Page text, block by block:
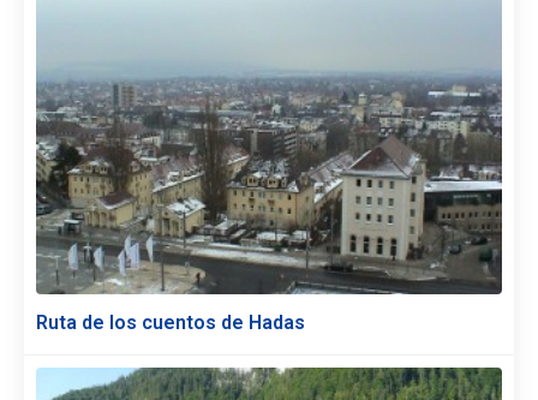
Ruta de los cuentos de Hadas